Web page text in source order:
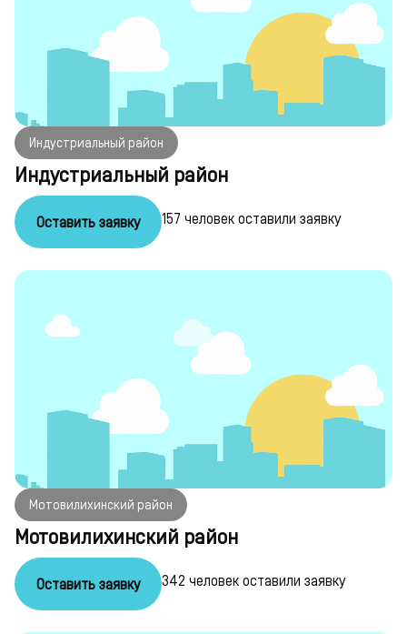
Индустриальный район
Индустриальный район
Оставить заявку 157 человек оставили заявку
Мотовилихинский район
Мотовилихинский район
Оставить заявку 342 человек оставили заявку